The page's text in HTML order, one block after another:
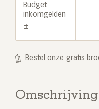
Budget
inkomgelden
±
Bestel onze gratis
Omschrijving